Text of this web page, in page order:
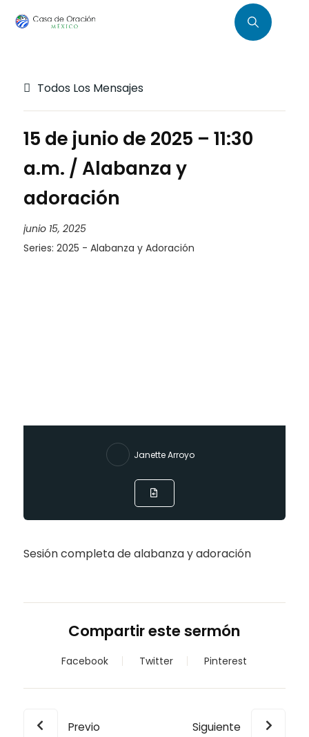
Todos Los Mensajes
15 de junio de 2025 – 11:30
a.m. / Alabanza y
adoración
junio 15, 2025
Series: 2025 - Alabanza y Adoración
Janette Arroyo
Sesión completa de alabanza y adoración
Compartir este sermón
Facebook Twitter Pinterest
Previo Siguiente